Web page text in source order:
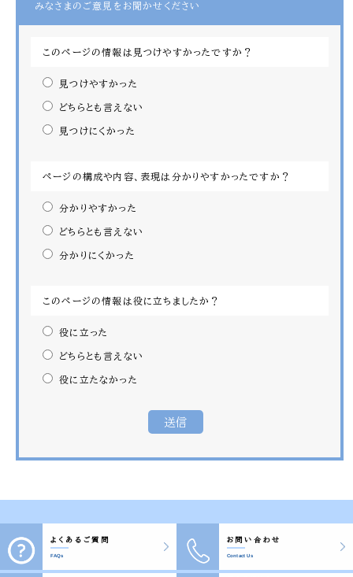
みなさまのご意見をお聞かせください
このページの情報は見つけやすかったですか？
見つけやすかった
どちらとも言えない
見つけにくかった
ページの構成や内容、表現は分かりやすかったですか？
分かりやすかった
どちらとも言えない
分かりにくかった
このページの情報は役に立ちましたか？
役に立った
どちらとも言えない
役に立たなかった
よくあるご質問
FAQs
お問い合わせ
Contact Us